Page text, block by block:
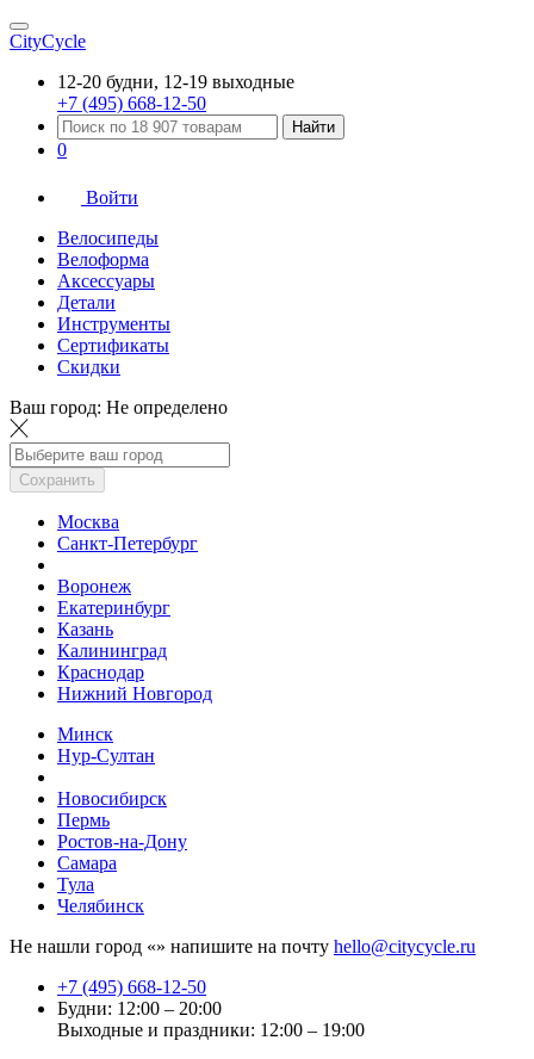
CityCycle
12-20 будни, 12-19 выходные
+7 (495) 668-12-50
Найти
0
Войти
Велосипеды
Велоформа
Аксессуары
Детали
Инструменты
Сертификаты
Скидки
Ваш город: Не определено
Сохранить
Москва
Санкт-Петербург
Воронеж
Екатеринбург
Казань
Калининград
Краснодар
Нижний Новгород
Минск
Нур-Султан
Новосибирск
Пермь
Ростов-на-Дону
Самара
Тула
Челябинск
Не нашли город «» напишите на почту hello@citycycle.ru
+7 (495) 668-12-50
Будни: 12:00 – 20:00
Выходные и праздники: 12:00 – 19:00